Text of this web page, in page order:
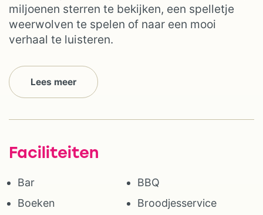
miljoenen sterren te bekijken, een spelletje
weerwolven te spelen of naar een mooi
verhaal te luisteren.
Lees meer
Faciliteiten
Bar
BBQ
Boeken
Broodjesservice